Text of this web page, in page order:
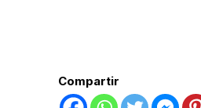
Compartir